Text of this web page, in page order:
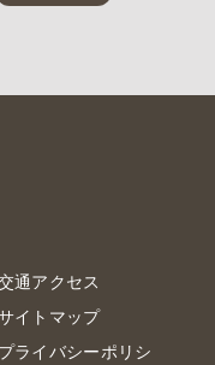
通アクセス
イトマップ
プライバシーポリシ